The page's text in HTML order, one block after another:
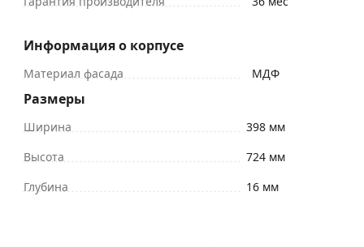
Информация о корпусе
Материал фасада МДФ
Размеры
Ширина
398 мм
Высота
724 мм
Глубина
16 мм